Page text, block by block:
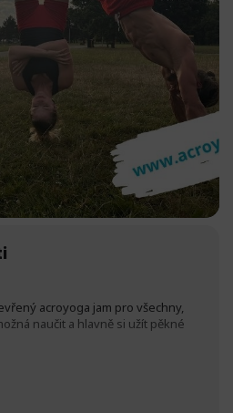
acroyoga jam pro všechny,
naučit a hlavně si užít pěkné